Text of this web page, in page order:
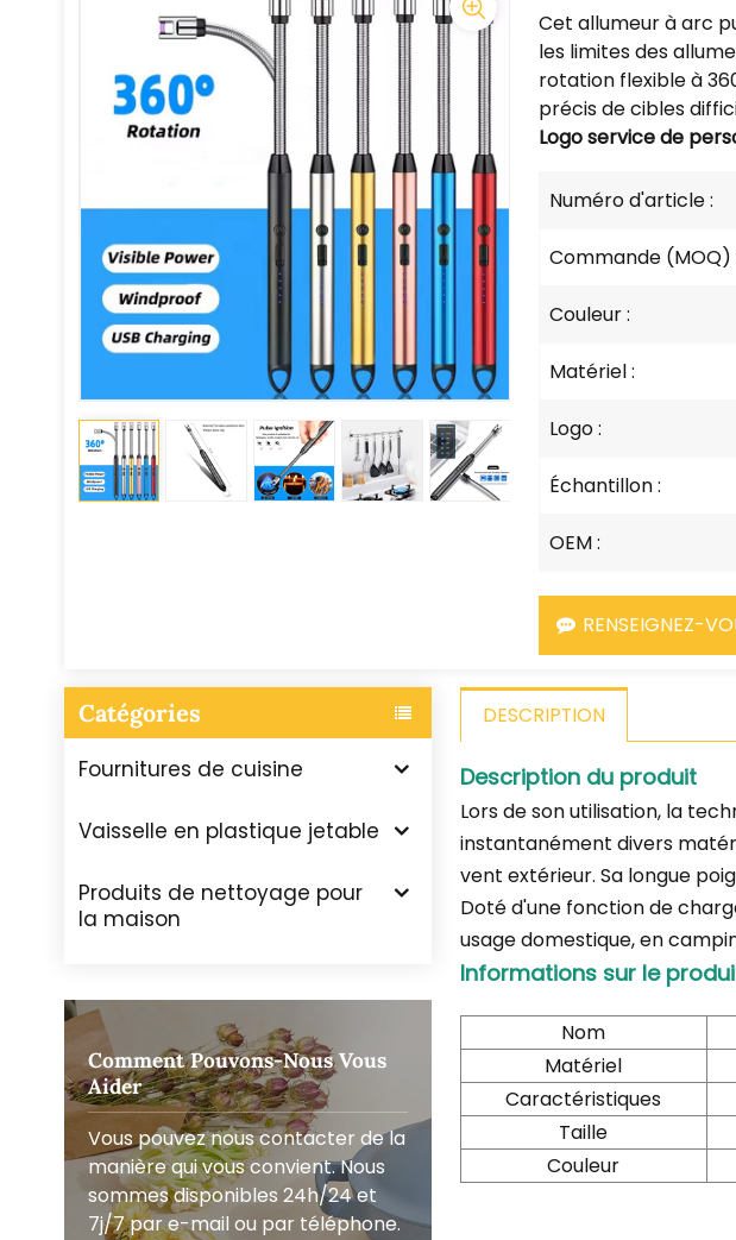
Cet allumeur à arc
les limites des
rotation flexible à
précis de cibles
Logoservice de
Numéro d'article :
Commande (MOQ)
Couleur :
Matériel :
Logo :
Échantillon :
OEM :
RENSEIGNEZ-
Catégories
Fournitures de cuisine
Vaisselle en plastique jetable
Produits de nettoyage pour
la maison
Comment Pouvons-Nous Vous
Aider
Vous pouvez nous contacter de la
manière qui vous convient. Nous
sommes disponibles 24h/24 et
7j/7 par e-mail ou par téléphone.
DESCRIPTION
Description du produit
Lors de son utilisation, la
instantanément divers
vent extérieur. Sa longue
Doté d'une fonction de
usage domestique, en
Informations sur le
Nom
Matériel
Caractéristiques
Taille
Couleur